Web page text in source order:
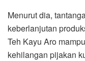
Menurut dia,
keberlanjutan
Teh Kayu Aro
kehilangan pijakan